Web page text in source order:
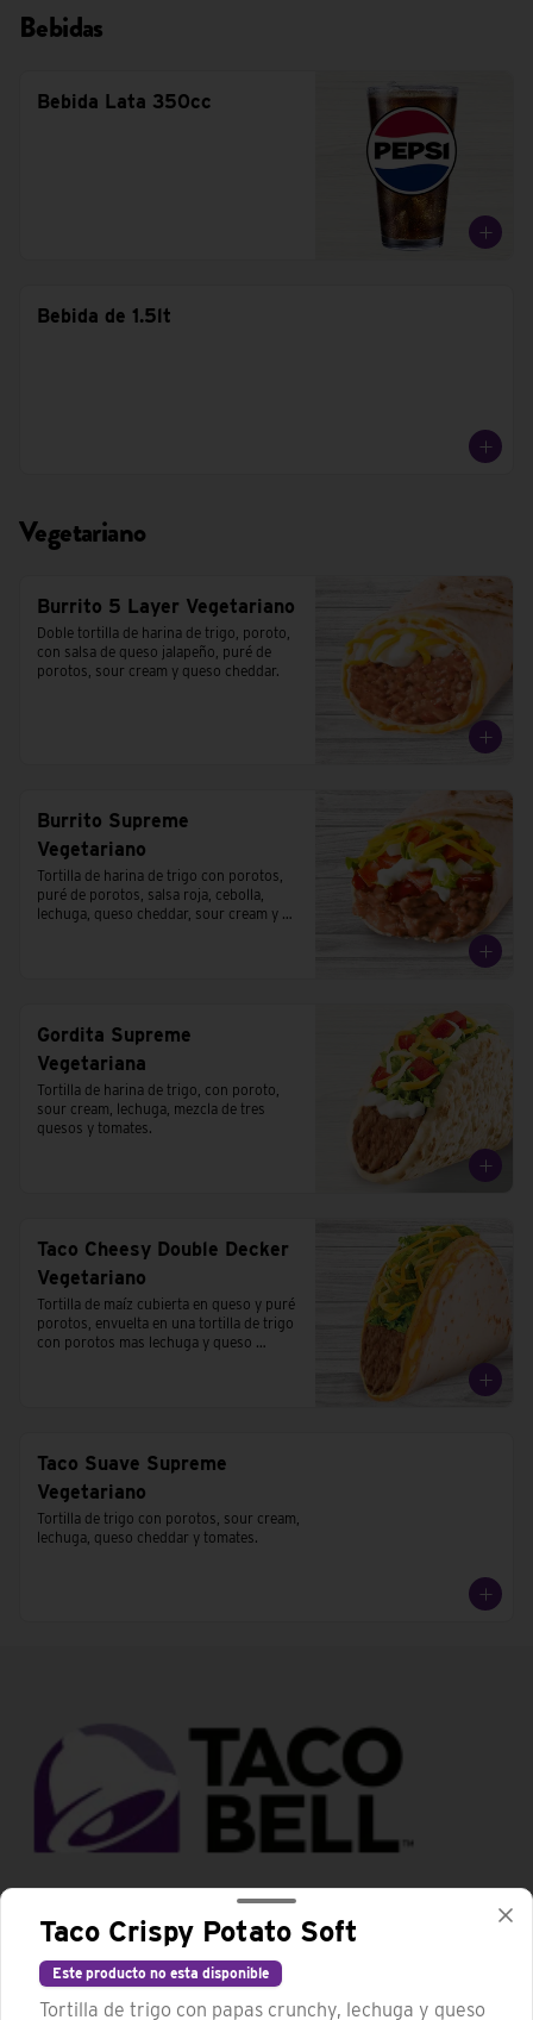
Bebidas
Bebida Lata 350cc
Bebida de 1.5lt
Vegetariano
Burrito 5 Layer Vegetariano
Doble tortilla de harina de trigo, poroto,
con salsa de queso jalapeño, puré de
porotos, sour cream y queso cheddar.
Burrito Supreme
Vegetariano
Tortilla de harina de trigo con porotos,
puré de porotos, salsa roja, cebolla,
lechuga, queso cheddar, sour cream y
Gordita Supreme
Vegetariana
Tortilla de harina de trigo, con poroto,
sour cream, lechuga, mezcla de tres
quesos y tomates.
Taco Cheesy Double Decker
Vegetariano
Tortilla de maíz cubierta en queso y puré
porotos, envuelta en una tortilla de trigo
con porotos mas lechuga y queso
Taco Suave Supreme
Vegetariano
Tortilla de trigo con porotos, sour cream,
lechuga, queso cheddar y tomates.
Trabaja con nosotros
Términos y condiciones
Taco Crispy Potato Soft
Este producto no esta disponible
Tortilla de trigo con papas crunchy, lechuga y queso